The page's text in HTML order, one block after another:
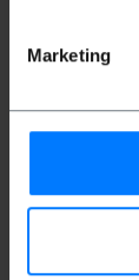
Marketing